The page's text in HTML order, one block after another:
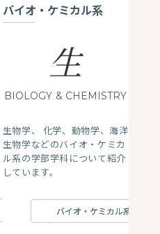
バイオ・ケミカル系
生
BIOLOGY & CHEMISTRY
生物学、 化学、動物学、海洋
生物学などのバイオ・ケミカ
ル系の学部学科について紹介
しています。
バイオ・ケミカル系